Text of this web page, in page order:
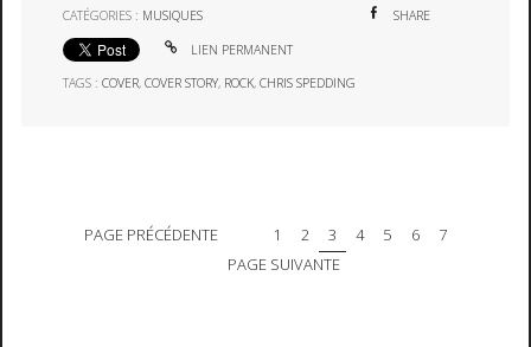
CATÉGORIES : MUSIQUES SHARE
LIEN PERMANENT
TAGS :COVER,COVER STORY, ROCK,CHRIS SPEDDING
PAGE PRÉCÉDENTE 1 2 3 4 5 6
7
PAGE SUIVANTE